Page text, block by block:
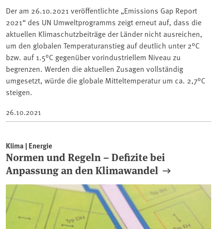
Der am 26.10.2021 veröffentlichte „Emissions Gap Report
2021“ des UN Umweltprogramms zeigt erneut auf, dass die
aktuellen Klimaschutzbeiträge der Länder nicht ausreichen,
um den globalen Temperaturanstieg auf deutlich unter 2°C
bzw. auf 1.5°C gegenüber vorindustriellem Niveau zu
begrenzen. Werden die aktuellen Zusagen vollständig
umgesetzt, würde die globale Mitteltemperatur um ca. 2,7°C
steigen.
26.10.2021
Klima | Energie
Normen und Regeln – Defizite bei
Anpassung an den Klimawandel